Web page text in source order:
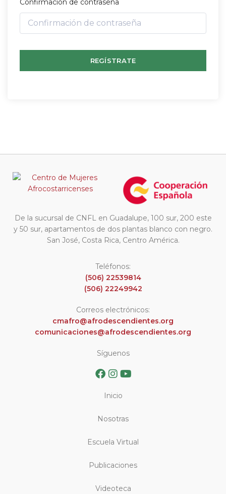
Confirmación de contraseña
REGÍSTRATE
De la sucursal de CNFL en Guadalupe, 100 sur, 200 este
y 50 sur, apartamentos de dos plantas blanco con negro.
San José, Costa Rica, Centro América.
Teléfonos:
(506) 22539814
(506) 22249942
Correos electrónicos:
cmafro@afrodescendientes.org
comunicaciones@afrodescendientes.org
Síguenos
Inicio
Nosotras
Escuela Virtual
Publicaciones
Videoteca